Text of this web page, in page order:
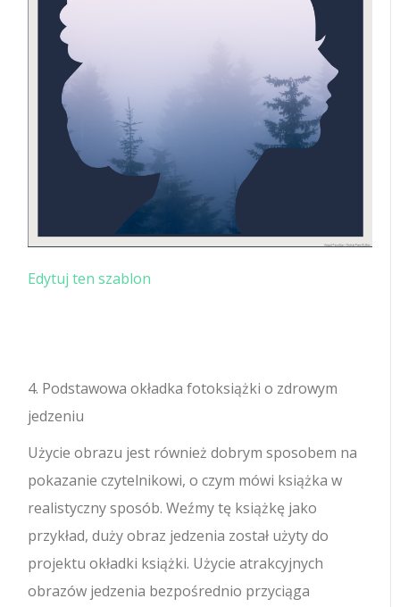
Edytuj ten szablon
4. Podstawowa okładka fotoksiążki o zdrowym
jedzeniu
Użycie obrazu jest również dobrym sposobem na
pokazanie czytelnikowi, o czym mówi książka w
realistyczny sposób. Weźmy tę książkę jako
przykład, duży obraz jedzenia został użyty do
projektu okładki książki. Użycie atrakcyjnych
obrazów jedzenia bezpośrednio przyciąga